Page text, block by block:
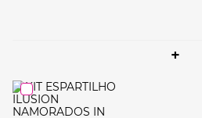
+